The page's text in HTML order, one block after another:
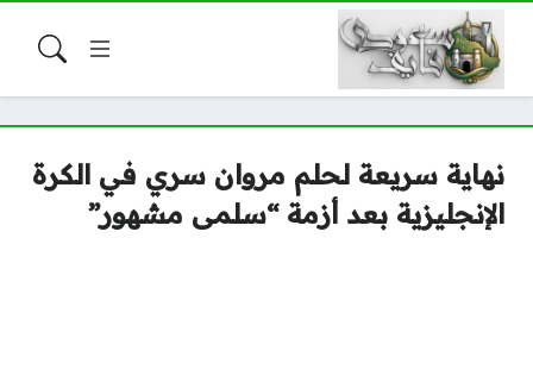
نهاية سريعة لحلم مروان سري في الكرة
الإنجليزية بعد أزمة “سلمى مشهور”